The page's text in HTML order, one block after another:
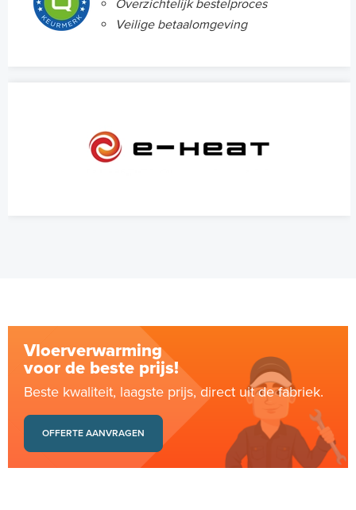
Overzichtelijk bestelproces
Veilige betaalomgeving
Vloerverwarming
voor de beste prijs!
Beste kwaliteit, laagste prijs, direct uit de fabriek.
OFFERTE AANVRAGEN